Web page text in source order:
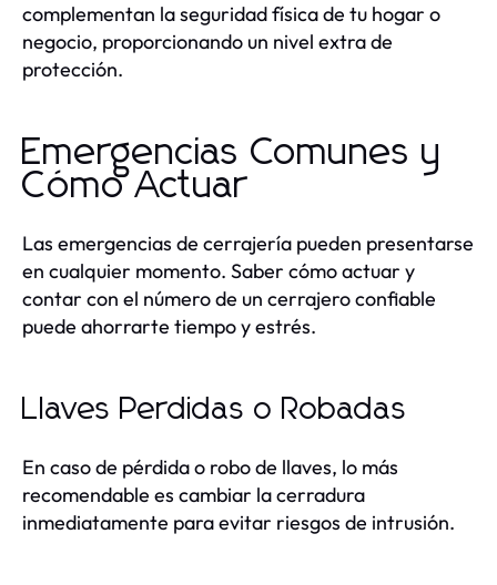
complementan la seguridad física de tu hogar o
negocio, proporcionando un nivel extra de
protección.
Emergencias Comunes y
Cómo Actuar
Las emergencias de cerrajería pueden presentarse
en cualquier momento. Saber cómo actuar y
contar con el número de un cerrajero confiable
puede ahorrarte tiempo y estrés.
Llaves Perdidas o Robadas
En caso de pérdida o robo de llaves, lo más
recomendable es cambiar la cerradura
inmediatamente para evitar riesgos de intrusión.